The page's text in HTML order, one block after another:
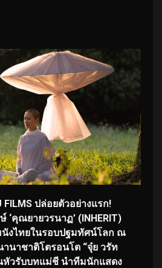
FILMS ปล่อยตัวอย่างแรก!
คุณยายวรนาฏ’ (INHERIT)
นังไทยในรอบปฐมทัศน์โลก ณ
นาชาติโตรอนโต “จุ๋ย วรัท
หัวรับบทแม่ชี นำทีมนักแสดง